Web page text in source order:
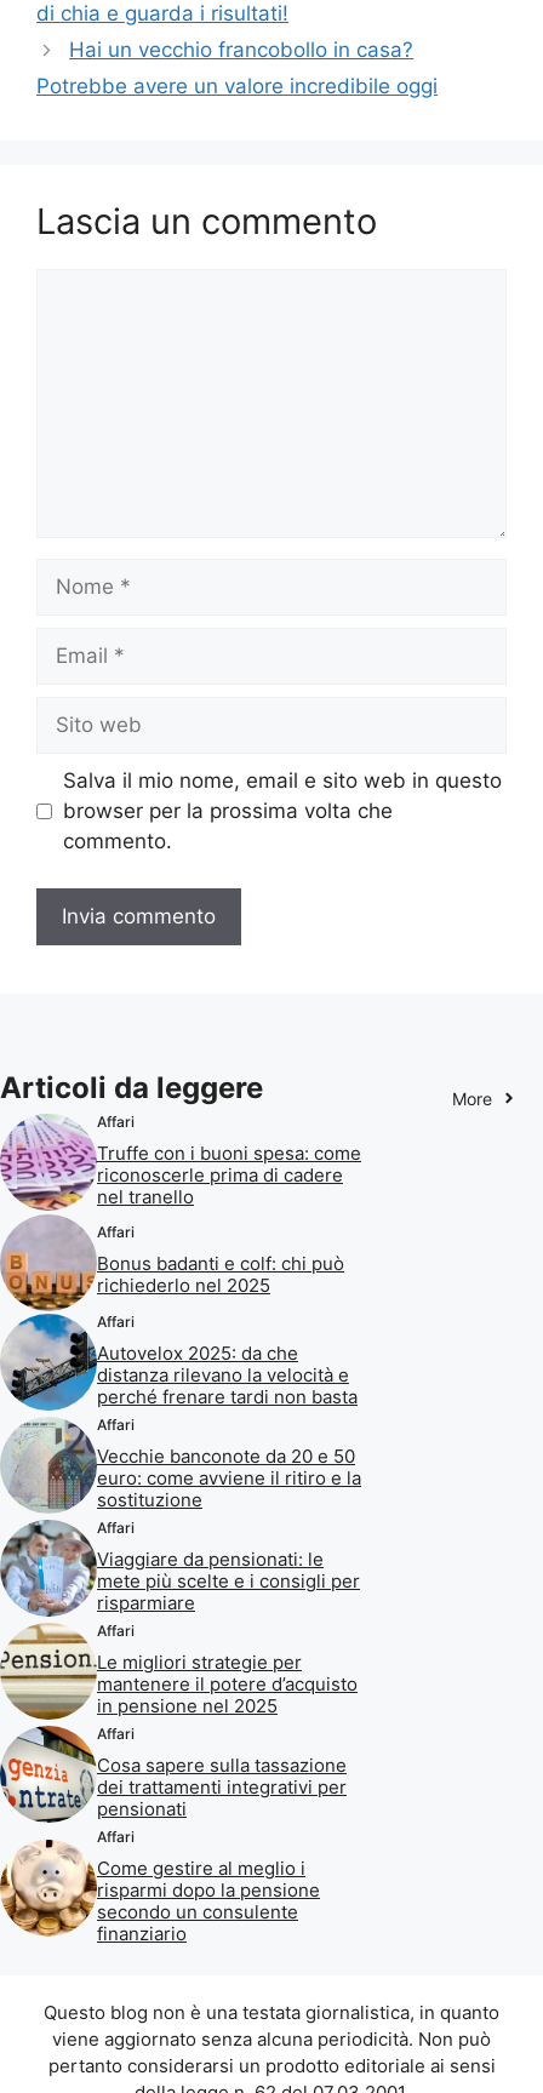
di chia e guarda i risultati!
Hai un vecchio francobollo in casa?
Potrebbe avere un valore incredibile oggi
Lascia un commento
Nome
Email
Sito
web
Salva il mio nome, email e sito web in questo
browser per la prossima volta che
commento.
Articoli da leggere More
Affari
Truffe con i buoni spesa: come
riconoscerle prima di cadere
nel tranello
Affari
Bonus badanti e colf: chi può
richiederlo nel 2025
Affari
Autovelox 2025: da che
distanza rilevano la velocità e
perché frenare tardi non basta
Affari
Vecchie banconote da 20 e 50
euro: come avviene il ritiro e la
sostituzione
Affari
Viaggiare da pensionati: le
mete più scelte e i consigli per
risparmiare
Affari
Le migliori strategie per
mantenere il potere d’acquisto
in pensione nel 2025
Affari
Cosa sapere sulla tassazione
dei trattamenti integrativi per
pensionati
Affari
Come gestire al meglio i
risparmi dopo la pensione
secondo un consulente
finanziario
Questo blog non è una testata giornalistica, in quanto
viene aggiornato senza alcuna periodicità. Non può
pertanto considerarsi un prodotto editoriale ai sensi